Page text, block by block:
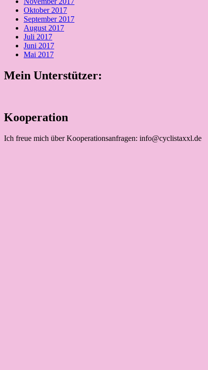
Oktober 2017
September 2017
August 2017
Juli 2017
Juni 2017
Mai 2017
Mein Unterstützer:
Kooperation
Ich freue mich über Kooperationsanfragen: info@cyclistaxxl.de